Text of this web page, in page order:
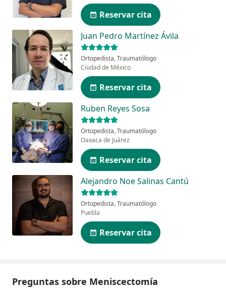
Reservar cita
Juan Pedro Martínez Ávila
Ortopedista, Traumatólogo
Ciudad de México
Reservar cita
Ruben Reyes Sosa
Ortopedista, Traumatólogo
Oaxaca de Juárez
Reservar cita
Alejandro Noe Salinas Cantú
Ortopedista, Traumatólogo
Puebla
Reservar cita
Preguntas sobre Meniscectomía